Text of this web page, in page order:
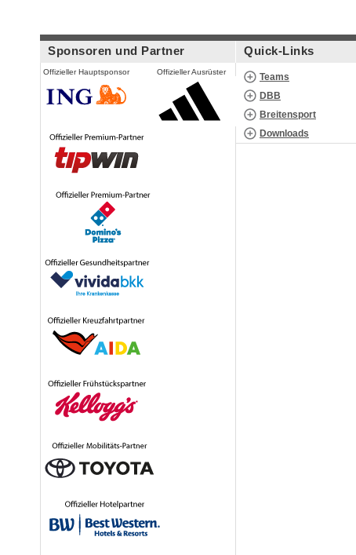
Sponsoren und Partner
Offizieller Hauptsponsor Offizieller Ausrüster
Quick-Links
Teams
DBB
Breitensport
Downloads